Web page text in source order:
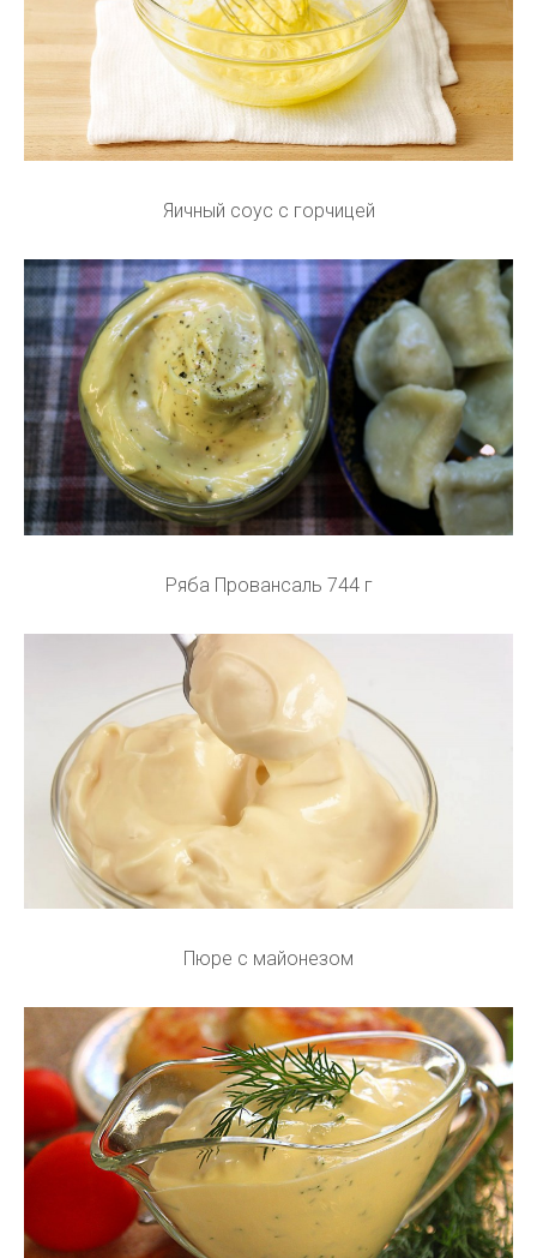
Яичный соус с горчицей
Ряба Провансаль 744 г
Пюре с майонезом